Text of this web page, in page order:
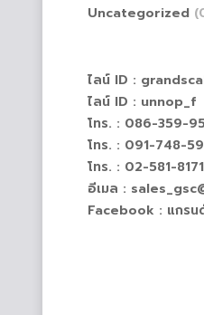
Uncategorized
ไลน์ ID :
ไลน์ ID : unnop_f
โทร. : 086-359-
โทร. : 091-748-
โทร. : 02-581-8171
อีเมล :
Facebook : แกรน